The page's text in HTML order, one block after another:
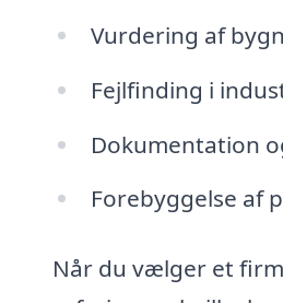
Vurdering af
Fejlfinding i
Dokumentation
Forebyggelse af
Når du vælger et